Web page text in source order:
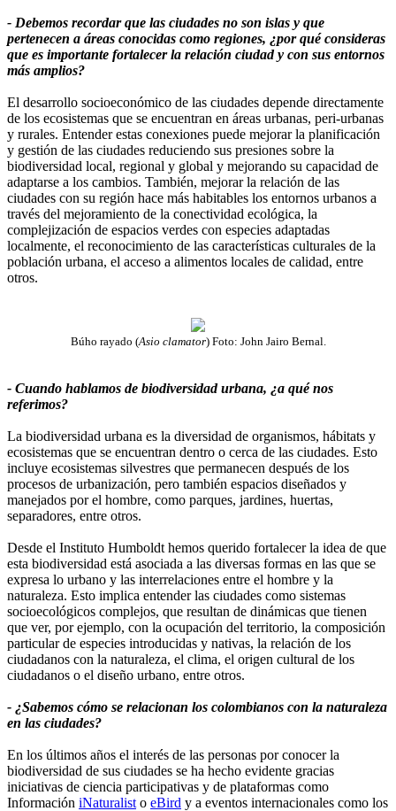
- Debemos recordar que las ciudades no son islas y que
pertenecen a áreas conocidas como regiones, ¿por qué consideras
que es importante fortalecer la relación ciudad y con sus entornos
más amplios?
El desarrollo socioeconómico de las ciudades depende directamente
de los ecosistemas que se encuentran en áreas urbanas, peri-urbanas
y rurales. Entender estas conexiones puede mejorar la planificación
y gestión de las ciudades reduciendo sus presiones sobre la
biodiversidad local, regional y global y mejorando su capacidad de
adaptarse a los cambios. También, mejorar la relación de las
ciudades con su región hace más habitables los entornos urbanos a
través del mejoramiento de la conectividad ecológica, la
complejización de espacios verdes con especies adaptadas
localmente, el reconocimiento de las características culturales de la
población urbana, el acceso a alimentos locales de calidad, entre
otros.
Búho rayado (Asio clamator) Foto: John Jairo Bernal.
- Cuando hablamos de biodiversidad urbana, ¿a qué nos
referimos?
La biodiversidad urbana es la diversidad de organismos, hábitats y
ecosistemas que se encuentran dentro o cerca de las ciudades. Esto
incluye ecosistemas silvestres que permanecen después de los
procesos de urbanización, pero también espacios diseñados y
manejados por el hombre, como parques, jardines, huertas,
separadores, entre otros.
Desde el Instituto Humboldt hemos querido fortalecer la idea de que
esta biodiversidad está asociada a las diversas formas en las que se
expresa lo urbano y las interrelaciones entre el hombre y la
naturaleza. Esto implica entender las ciudades como sistemas
socioecológicos complejos, que resultan de dinámicas que tienen
que ver, por ejemplo, con la ocupación del territorio, la composición
particular de especies introducidas y nativas, la relación de los
ciudadanos con la naturaleza, el clima, el origen cultural de los
ciudadanos o el diseño urbano, entre otros.
- ¿Sabemos cómo se relacionan los colombianos con la naturaleza
en las ciudades?
En los últimos años el interés de las personas por conocer la
biodiversidad de sus ciudades se ha hecho evidente gracias
iniciativas de ciencia participativas y de plataformas como
Información iNaturalist o eBird y a eventos internacionales como los